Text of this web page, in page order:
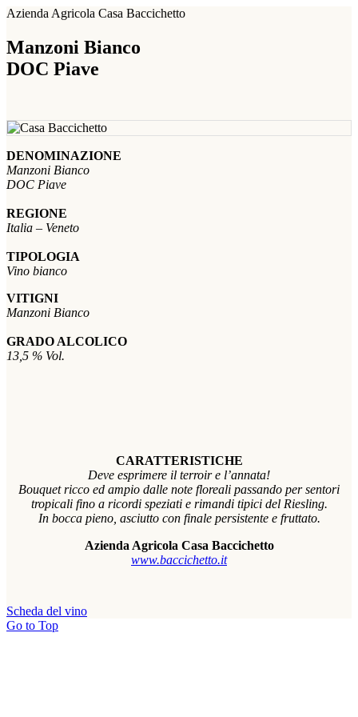
Azienda Agricola Casa Baccichetto
Manzoni Bianco
DOC Piave
DENOMINAZIONE
Manzoni Bianco
DOC Piave
REGIONE
Italia – Veneto
TIPOLOGIA
Vino bianco
VITIGNI
Manzoni Bianco
GRADO ALCOLICO
13,5 % Vol.
CARATTERISTICHE
Deve esprimere il terroir e l’annata!
Bouquet ricco ed ampio dalle note floreali passando per sentori
tropicali fino a ricordi speziati e rimandi tipici del Riesling.
In bocca pieno, asciutto con finale persistente e fruttato.
Azienda Agricola Casa Baccichetto
www.baccichetto.it
Scheda del vino
Go to Top